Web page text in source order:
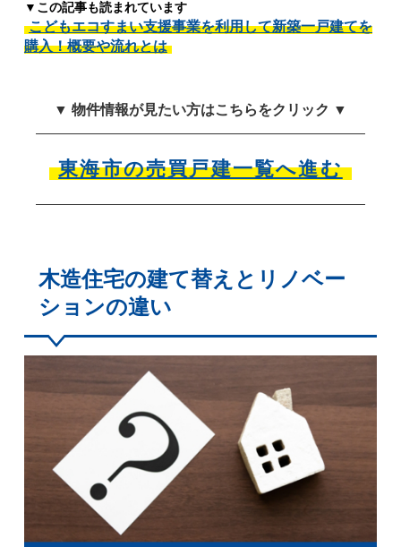
▼この記事も読まれています
こどもエコすまい支援事業を利用して新築一戸建てを
購入！概要や流れとは
▼ 物件情報が見たい方はこちらをクリック ▼
東海市の売買戸建一覧へ進む
木造住宅の建て替えとリノベー
ションの違い